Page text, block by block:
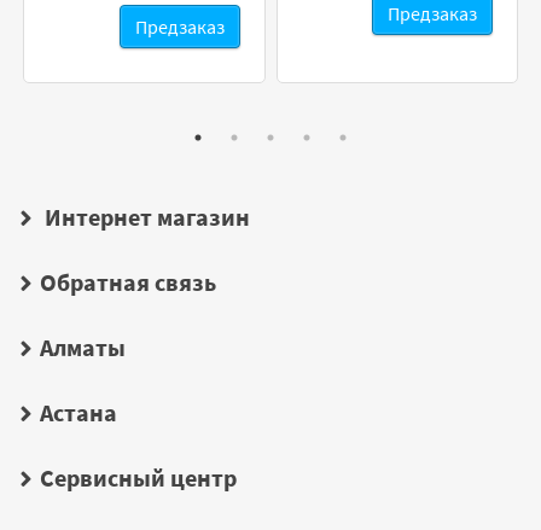
Предзаказ
Предзаказ
Интернет магазин
Обратная связь
Алматы
Астана
Сервисный центр